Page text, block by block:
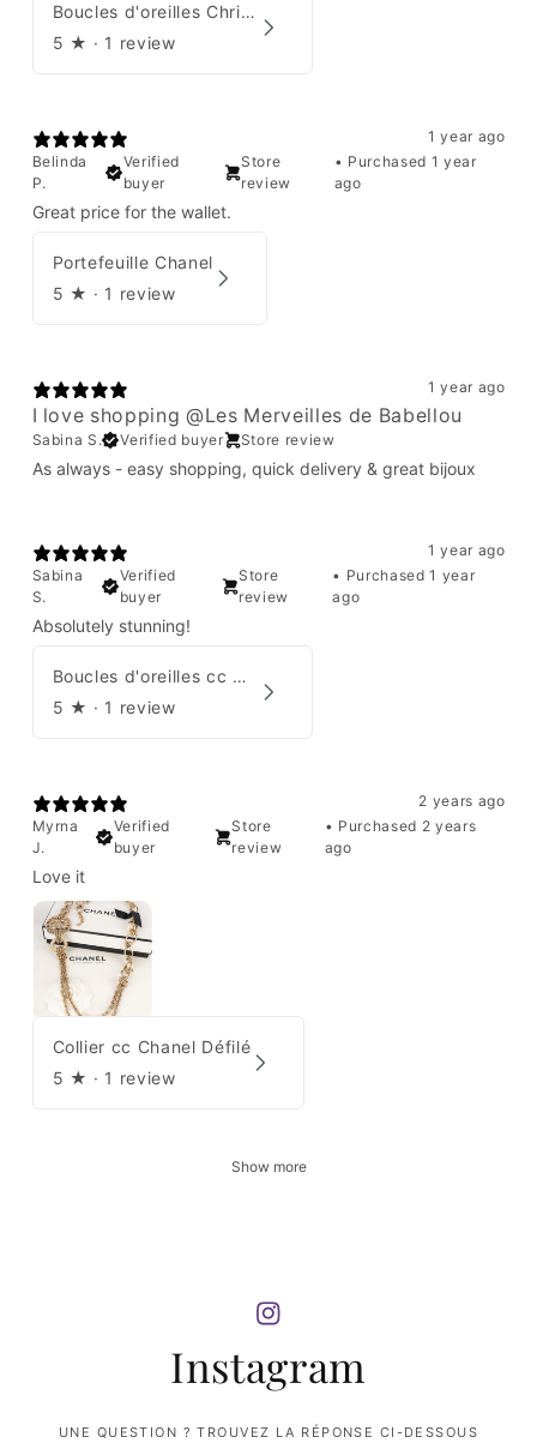
Boucles d'oreilles Christian Dior
5 ★ · 1 review
1 year ago
Belinda
P.
Verified
buyer
Store
review
• Purchased 1 year
ago
Great price for the wallet.
Portefeuille Chanel
5 ★ · 1 review
1 year ago
I love shopping @Les Merveilles de Babellou
Sabina S. Verified buyer Store review
As always - easy shopping, quick delivery & great bijoux
1 year ago
Sabina
S.
Verified
buyer
Store
review
• Purchased 1 year
ago
Absolutely stunning!
Boucles d'oreilles cc Chanel
5 ★ · 1 review
2 years ago
Myrna
J.
Verified
buyer
Store
review
• Purchased 2 years
ago
Love it
Collier cc Chanel Défilé
5 ★ · 1 review
Show more
Instagram
UNE QUESTION ? TROUVEZ LA RÉPONSE CI-DESSOUS